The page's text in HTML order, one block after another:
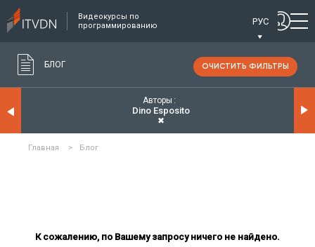
Видеокурсы по
программированию
РУС
БЛОГ ОЧИСТИТЬ ФИЛЬТРЫ
Авторы
Dino Esposito
✖
Главная > Блог
К сожалению, по Вашему запросу ничего не найдено.